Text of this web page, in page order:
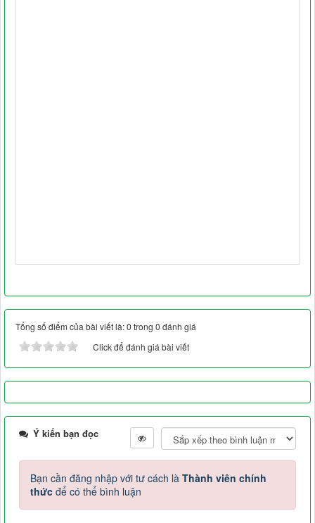
Tổng số điểm của bài viết là: 0 trong 0 đánh giá
Click để đánh giá bài viết
Ý kiến bạn đọc
Bạn cần đăng nhập với tư cách là Thành viên chính
thức để có thể bình luận